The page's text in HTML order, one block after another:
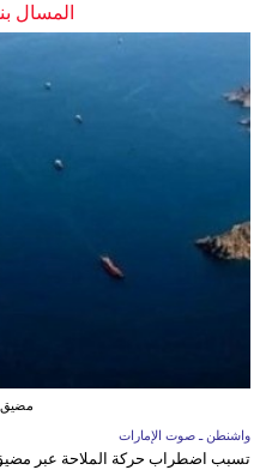
المسال
مضيق
واشنطن ـ صوت الإمارات
تسبب اضطراب حركة الملاحة عبر